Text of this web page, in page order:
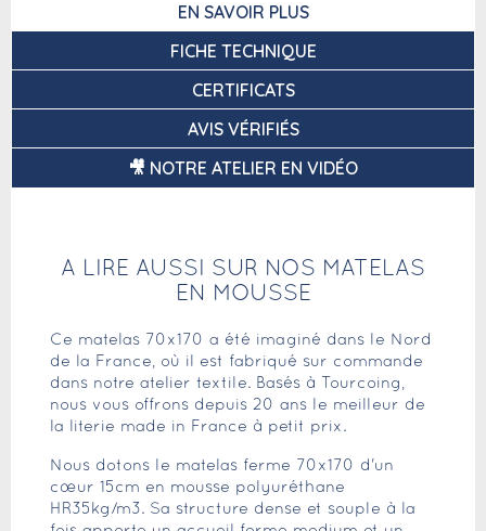
EN SAVOIR PLUS
FICHE TECHNIQUE
CERTIFICATS
AVIS VÉRIFIÉS
🎥 NOTRE ATELIER EN VIDÉO
A LIRE AUSSI SUR NOS MATELAS
EN MOUSSE
Ce matelas 70x170 a été imaginé dans le Nord
de la France, où il est fabriqué sur commande
dans notre atelier textile. Basés à Tourcoing,
nous vous offrons depuis 20 ans le meilleur de
la literie made in France à petit prix.
Nous dotons le matelas ferme 70x170 d'un
cœur 15cm en mousse polyuréthane
HR35kg/m3. Sa structure dense et souple à la